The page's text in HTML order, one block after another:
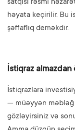
satqısı rəsmi
həyata keçirilir. Bu
şəffaflıq deməkdir.
İstiqraz
İstiqrazlara
— müəyyən
gözləyirsiniz və